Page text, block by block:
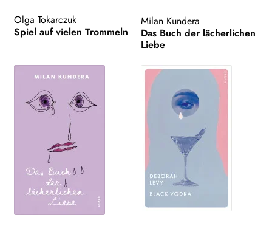
Olga Tokarczuk
Spiel auf vielen Trommeln
Milan Kundera
Das Buch der lächerlichen
Liebe